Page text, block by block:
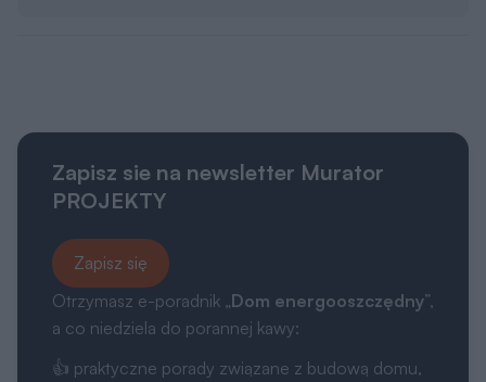
Zapisz sie na newsletter Murator
PROJEKTY
Zapisz się
Otrzymasz e-poradnik „Dom energooszczędny”,
a co niedziela do porannej kawy:
👍 praktyczne porady związane z budową domu,